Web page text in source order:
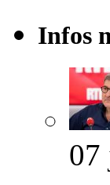
Infos
07